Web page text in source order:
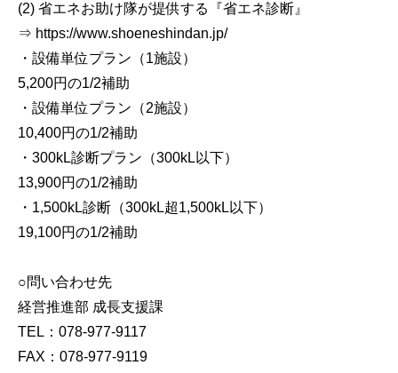
(2) 省エネお助け隊が提供する『省エネ診断』
⇒ https://www.shoeneshindan.jp/
・設備単位プラン（1施設）
5,200円の1/2補助
・設備単位プラン（2施設）
10,400円の1/2補助
・300kL診断プラン（300kL以下）
13,900円の1/2補助
・1,500kL診断（300kL超1,500kL以下）
19,100円の1/2補助
○問い合わせ先
経営推進部 成長支援課
TEL：078-977-9117
FAX：078-977-9119